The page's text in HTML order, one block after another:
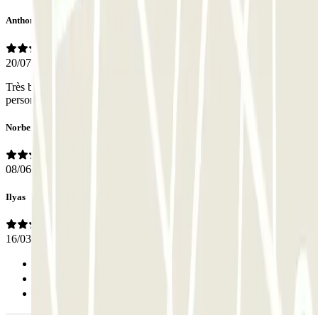
Anthony
20/07/2025
Très bon parking et excellent emplacement pour la gare Matabiau et
personnel très souriant et compétent !!
Norbert
08/06/2025
Ilyas
16/03/2025